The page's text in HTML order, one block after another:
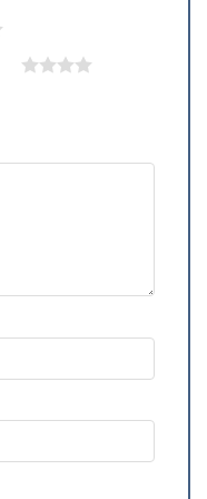
VGA và xác định lỗi IC
thích với model